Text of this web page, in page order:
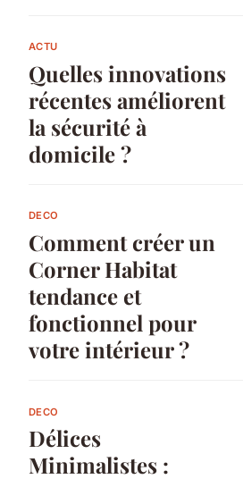
ACTU
Quelles innovations
récentes améliorent
la sécurité à
domicile ?
DECO
Comment créer un
Corner Habitat
tendance et
fonctionnel pour
votre intérieur ?
DECO
Délices
Minimalistes :